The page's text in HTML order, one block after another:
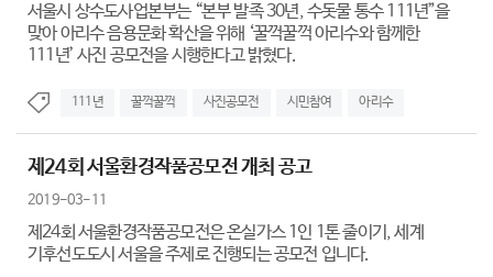
서울시 상수도사업본부는 “본부 발족 30년, 수돗물 통수 111년”을
맞아 아리수 음용문화 확산을 위해 ‘꿀꺽꿀꺽 아리수와 함께한
111년’ 사진 공모전을 시행한다고 밝혔다.
111년 꿀꺽꿀꺽 사진공모전 시민참여 아리수
제24회 서울환경작품공모전 개최 공고
2019-03-11
제24회 서울환경작품공모전은 온실가스 1인 1톤 줄이기, 세계
기후선도도시 서울을 주제로 진행되는 공모전 입니다.